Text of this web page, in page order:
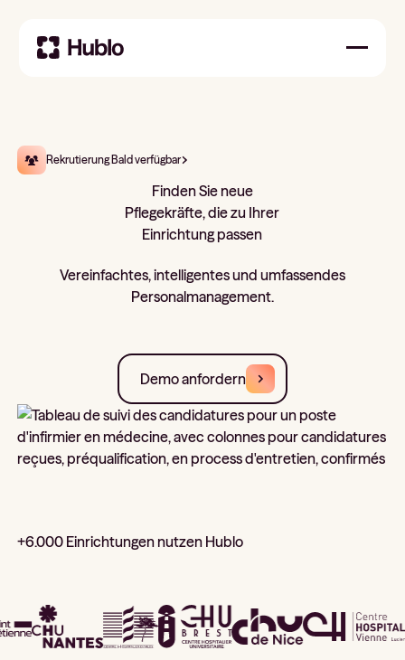
Rekrutierung Bald verfügbar
Finden Sie neue
Pflegekräfte, die zu Ihrer
Einrichtung passen
Vereinfachtes, intelligentes und umfassendes
Personalmanagement.
Demo anfordern
+6.000 Einrichtungen nutzen Hublo